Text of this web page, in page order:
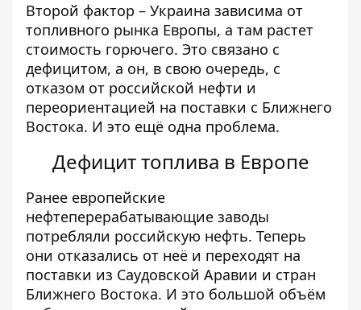
Второй фактор – Украина зависима от
топливного рынка Европы, а там растет
стоимость горючего. Это связано с
дефицитом, а он, в свою очередь, с
отказом от российской нефти и
переориентацией на поставки с Ближнего
Востока. И это ещё одна проблема.
Дефицит топлива в Европе
Ранее европейские
нефтеперерабатывающие заводы
потребляли российскую нефть. Теперь
они отказались от неё и переходят на
поставки из Саудовской Аравии и стран
Ближнего Востока. И это большой объём